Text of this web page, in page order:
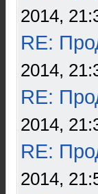
2014,
RE:
2014,
RE:
2014,
RE:
2014,